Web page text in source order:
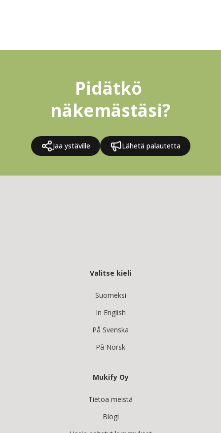
Pidätkö
näkemästäsi?
Jaa ystäville Lähetä palautetta
Valitse kieli
Suomeksi
In English
På Svenska
På Norsk
Mukify Oy
Tietoa meistä
Blogi